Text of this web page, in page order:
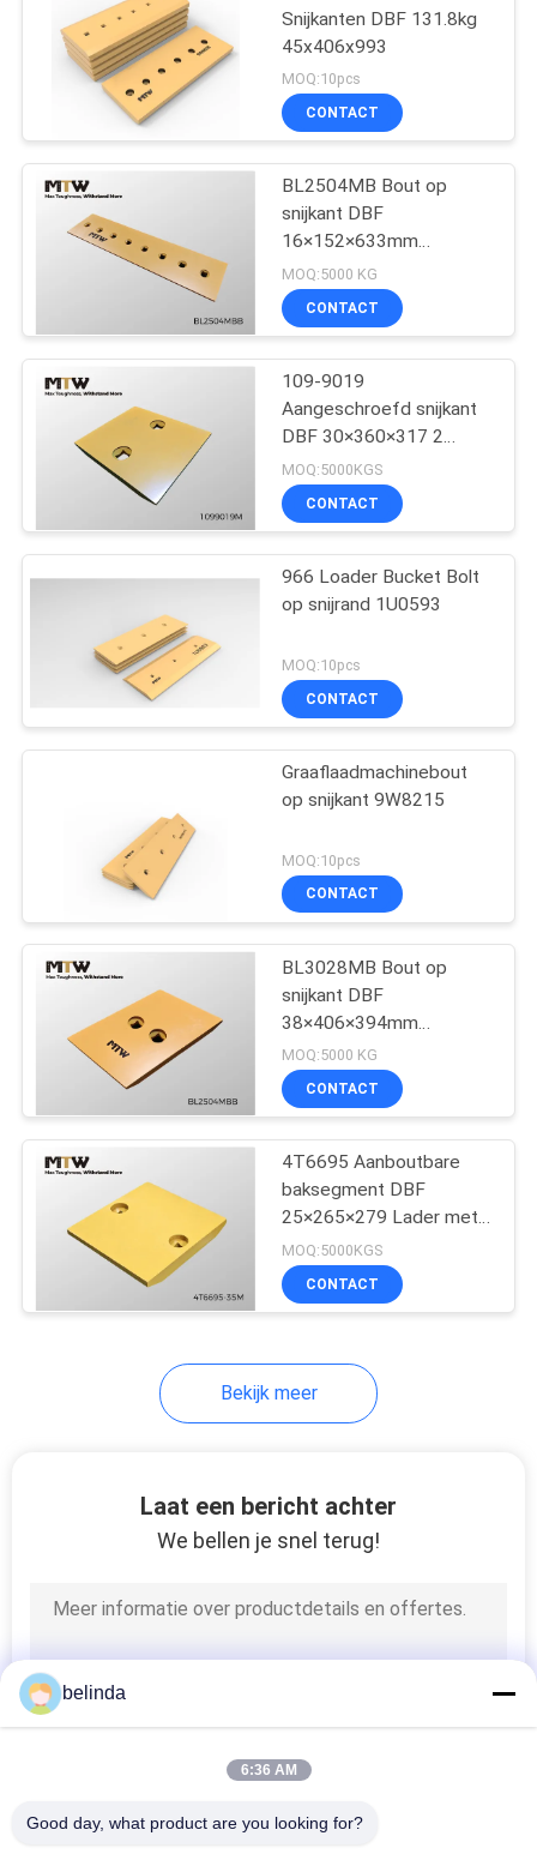
OM EEN
CITAAT
SITEMAP
PRIVACY
Snijkanten DBF 131.8kg
45x406x993
MOQ:10pcs
CONTACT
BL2504MB Bout op
snijkant DBF
16×152×633mm
Laderbak
Slijtageonderdeel 10,3KG
MOQ:5000 KG
CONTACT
109-9019
Aangeschroefd snijkant
DBF 30×360×317 2
gaten
bakslijtageonderdeel
MOQ:5000KGS
CONTACT
966 Loader Bucket Bolt
op snijrand 1U0593
MOQ:10pcs
CONTACT
Graaflaadmachinebout
op snijkant 9W8215
MOQ:10pcs
CONTACT
BL3028MB Bout op
snijkant DBF
38×406×394mm
Emmerslijtagedeel
31,7KG
MOQ:5000 KG
CONTACT
4T6695 Aanboutbare
baksegment DBF
25×265×279 Lader met
2 gaten, snijkant
MOQ:5000KGS
CONTACT
Bekijk meer
Laat een bericht achter
We bellen je snel terug!
belinda
6:36 AM
Good day, what product are you looking for?